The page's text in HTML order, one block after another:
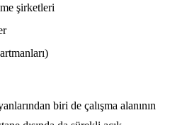
şirketleri
biri de çalışma alanının